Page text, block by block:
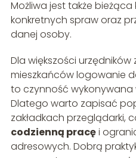
Możliwa jest także
konkretnych spraw oraz
danej osoby.
Dla większości
mieszkańców logowanie
to czynność wykonywana
Dlatego warto zapisać
zakładkach przeglądarki,
codzienną pracęi
adresowych. Dobrą